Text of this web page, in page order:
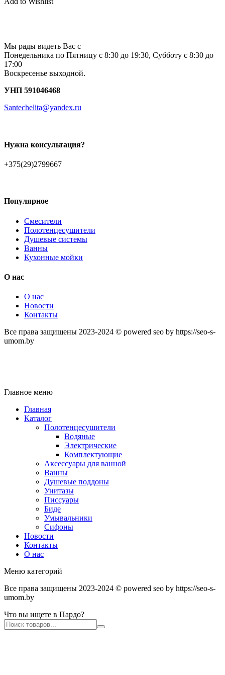
Мы рады видеть Вас с
Понедельника по Пятницу с 8:30 до 19:30, Субботу с 8:30 до
17:00
Воскресенье выходной.
УНП 591046468
Santechelita@yandex.ru
Нужна консультация?
+375(29)2799667
Популярное
Смесители
Полотенцесушители
Душевые системы
Ванны
Кухонные мойки
О нас
О нас
Новости
Контакты
Все права защищены 2023-2024 © powered seo by https://seo-s-
umom.by
Главное меню
Главная
Каталог
Полотенцесушители
Водяные
Электрические
Комплектующие
Аксессуары для ванной
Ванны
Душевые поддоны
Унитазы
Писсуары
Биде
Умывальники
Сифоны
Новости
Контакты
О нас
Меню категорий
Все права защищены 2023-2024 © powered seo by https://seo-s-
umom.by
Что вы ищете в Пардо?